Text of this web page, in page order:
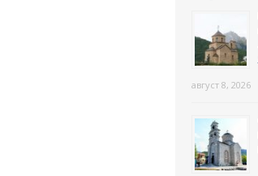
август 8, 2026